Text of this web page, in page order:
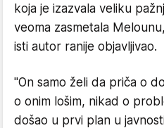
koja je izazvala veliku
veoma zasmetala
isti autor ranije objavljivao.
"On samo želi da priča o
o onim lošim, nikad o
došao u prvi plan u